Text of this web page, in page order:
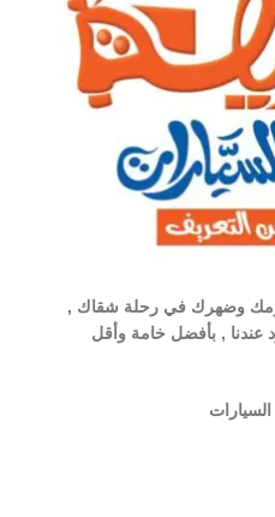
وضهرك في رحلة شقاك ,
, بأفضل خامة وأقل